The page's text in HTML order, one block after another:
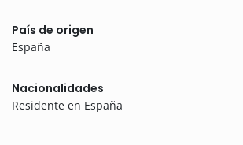
País de origen
España
Nacionalidades
Residente en España